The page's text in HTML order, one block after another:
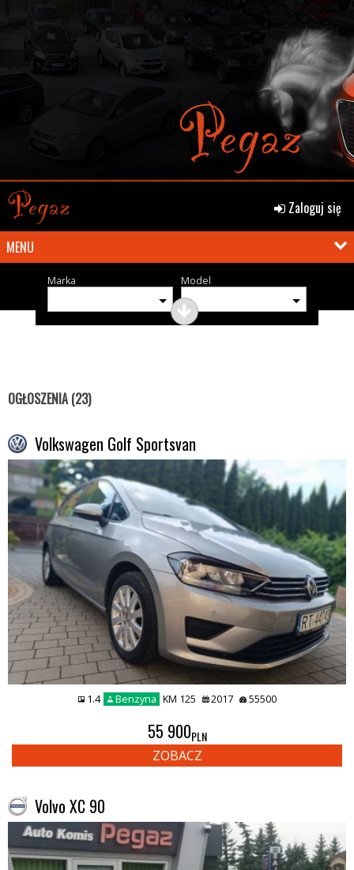
Zaloguj się
MENU
Marka Model
OGŁOSZENIA (23)
Volkswagen Golf Sportsvan
1.4 Benzyna KM 125 2017 55500
55 900PLN
ZOBACZ
Volvo XC 90